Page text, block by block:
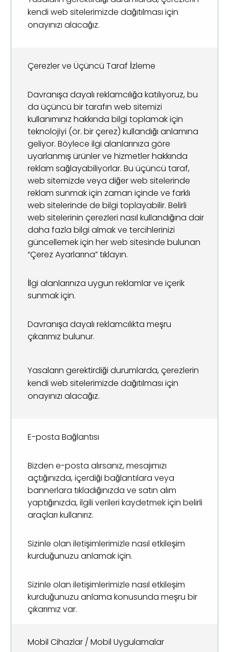
kendi web sitelerimizde dağıtılması için
onayınızı alacağız.
Çerezler ve Üçüncü Taraf İzleme
Davranışa dayalı reklamcılığa katılıyoruz, bu
da üçüncü bir tarafın web sitemizi
kullanımınız hakkında bilgi toplamak için
teknolojiyi (ör. bir çerez) kullandığı anlamına
geliyor. Böylece ilgi alanlarınıza göre
uyarlanmış ürünler ve hizmetler hakkında
reklam sağlayabiliyorlar. Bu üçüncü taraf,
web sitemizde veya diğer web sitelerinde
reklam sunmak için zaman içinde ve farklı
web sitelerinde de bilgi toplayabilir. Belirli
web sitelerinin çerezleri nasıl kullandığına dair
daha fazla bilgi almak ve tercihlerinizi
güncellemek için her web sitesinde bulunan
“Çerez Ayarlarına” tıklayın.
İlgi alanlarınıza uygun reklamlar ve içerik
sunmak için.
Davranışa dayalı reklamcılıkta meşru
çıkarımız bulunur.
Yasaların gerektirdiği durumlarda, çerezlerin
kendi web sitelerimizde dağıtılması için
onayınızı alacağız.
E-posta Bağlantısı
Bizden e-posta alırsanız, mesajımızı
açtığınızda, içerdiği bağlantılara veya
bannerlara tıkladığınızda ve satın alım
yaptığınızda, ilgili verileri kaydetmek için belirli
araçları kullanırız.
Sizinle olan iletişimlerimizle nasıl etkileşim
kurduğunuzu anlamak için.
Sizinle olan iletişimlerimizle nasıl etkileşim
kurduğunuzu anlama konusunda meşru bir
çıkarımız var.
Mobil Cihazlar / Mobil Uygulamalar